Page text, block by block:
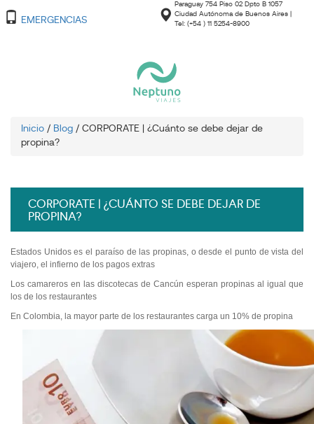
EMERGENCIAS
Paraguay 754 Piso 02 Dpto B 1057
Ciudad Autónoma de Buenos Aires |
Tel: (+54 ) 11 5254-8900
Inicio / Blog / CORPORATE | ¿Cuánto se debe dejar de
propina?
CORPORATE | ¿CUÁNTO SE DEBE DEJAR DE
PROPINA?
Estados Unidos es el paraíso de las propinas, o desde el punto de vista del
viajero, el infierno de los pagos extras
Los camareros en las discotecas de Cancún esperan propinas al igual que
los de los restaurantes
En Colombia, la mayor parte de los restaurantes carga un 10% de propina